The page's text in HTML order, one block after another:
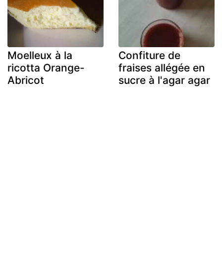
Moelleux à la
ricotta Orange-
Abricot
Confiture de
fraises allégée en
sucre à l'agar agar